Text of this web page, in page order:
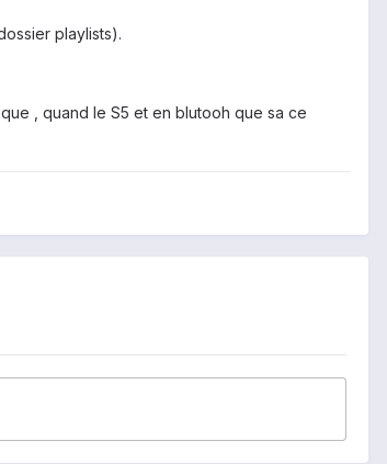
playlists).
, quand le S5 et en blutooh que sa ce